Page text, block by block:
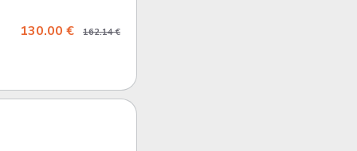
130.00 € 162.14 €